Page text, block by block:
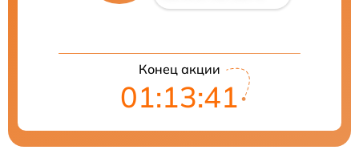
Конец акции
01:13:40